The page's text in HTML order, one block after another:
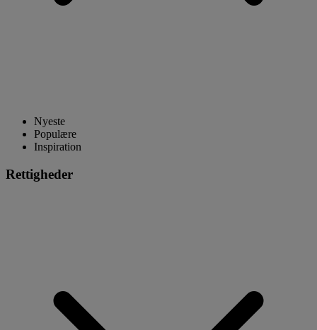
Nyeste
Populære
Inspiration
Rettigheder